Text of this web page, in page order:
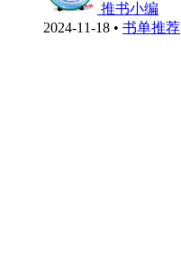
推书小编
2024-11-18 • 书单推荐